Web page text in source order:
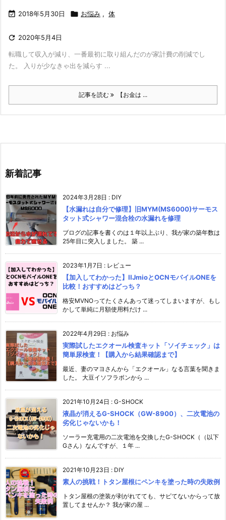
 2018年5月30日  お悩み , 体
 2020年5月4日
転職して収入が減り、一番最初に取り組んだのが家計費の削減でし
た。 入りが少なきゃ出を減らす ...
記事を読む 【お金は ...
新着記事
2024年3月28日 : DIY
【水漏れは自分で修理】旧MYM(MS6000)サーモス
タット式シャワー混合栓の水漏れを修理
ブログの記事を書くのは１年以上ぶり、我が家の築年数は
25年目に突入しました。 築 ...
2023年1月7日 : レビュー
【加入してわかった】IIJmioとOCNモバイルONEを
比較！おすすめはどっち？
格安MVNOってたくさんあって迷ってしまいますが、もし
かして単純に月額使用料だけ ...
2022年4月29日 : お悩み
実際試したエクオール検査キット「ソイチェック」は
簡単尿検査！【購入から結果確認まで】
最近、妻のマヨさんから「エクオール」なる言葉を聞きま
した。 大豆イソフラボンから ...
2021年10月24日 : G-SHOCK
液晶が消えるG-SHOCK（GW-8900）、二次電池の
劣化じゃないかも！
ソーラー充電用の二次電池を交換したG-SHOCK（（以下
Gさん）なんですが、１年 ...
2021年10月23日 : DIY
素人の挑戦！トタン屋根にペンキを塗った時の失敗例
トタン屋根の塗装が剥がれてても、サビてないからって放
置してませんか？ 我が家の屋 ...